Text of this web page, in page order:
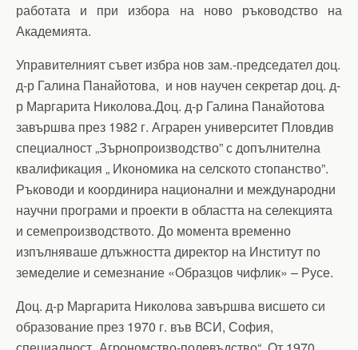
работата и при избора на ново ръководство на
Академията.
Управителният съвет избра нов зам.-председател доц.
д-р Галина Панайотова, и нов научен секретар доц. д-
р Маргарита Николова.Доц. д-р Галина Панайотова
завършва през 1982 г. Аграрен университет Пловдив
специалност „Зърнопроизводство” с допълнителна
квалификация „ Икономика на селското стопанство”.
Ръководи и координира национални и международни
научни програми и проекти в областта на селекцията
и семепроизводството. До момента временно
изпълняваше длъжността директор на Институт по
земеделие и семезнание «Образцов чифлик» – Русе.
Доц. д-р Маргарита Николова завършва висшето си
образование през 1970 г. във ВСИ, София,